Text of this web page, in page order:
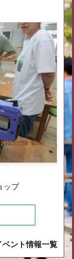
ップ
ベント情報一覧